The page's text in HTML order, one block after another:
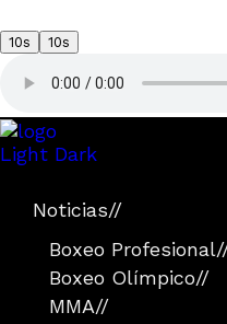
10s 10s
Light Dark
Noticias//
Boxeo Profesional
Boxeo Olímpico//
MMA//